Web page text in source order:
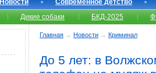
Новости
Современное детство
Дикие собаки БКД-2025
Главная → Новости → Криминал
До 5 лет: в